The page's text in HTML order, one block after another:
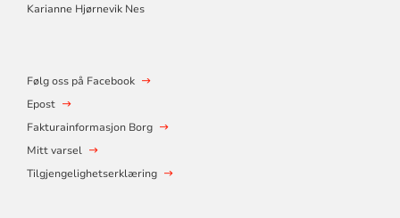
Karianne Hjørnevik Nes
Følg oss på Facebook
Epost
Fakturainformasjon Borg
Mitt varsel
Tilgjengelighetserklæring